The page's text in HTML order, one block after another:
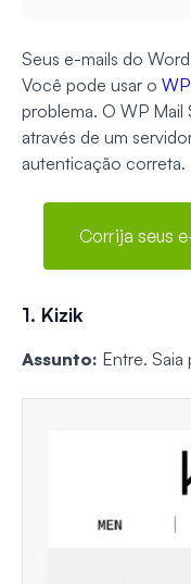
Seus e-mails do
Você pode usar o
problema. O WP Mail
através de um
autenticação correta.
Corrija seus
1. Kizik
Assunto: Entre. Saia